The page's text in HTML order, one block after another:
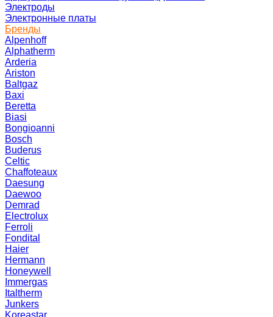
Электроды
Электронные платы
Бренды
Alpenhoff
Alphatherm
Arderia
Ariston
Baltgaz
Baxi
Beretta
Biasi
Bongioanni
Bosch
Buderus
Celtic
Chaffoteaux
Daesung
Daewoo
Demrad
Electrolux
Ferroli
Fondital
Haier
Hermann
Honeywell
Immergas
Italtherm
Junkers
Koreastar